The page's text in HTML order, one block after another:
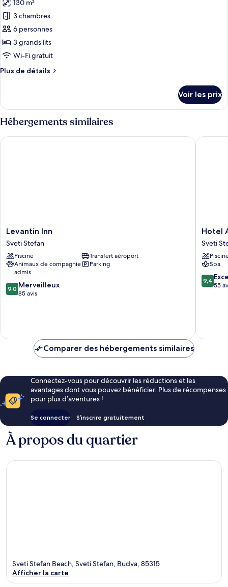
vue
montagne
photos
pour
ce
type
de
chambre :
Suite
130 m²
3 chambres
6 personnes
3 grands lits
Wi-Fi gratuit
Plus de détails
Plus
le
type
de
Suite
Voir les prix
Hébergements similaires
Levantin
Inn
Sveti
Stefan
Levantin Inn
Sveti Stefan
Piscine
Transfert aéroport
Animaux de compagnie
admis
Parking
9.0
sur
9,0 Merveilleux
85 avis
Levantin Inn
Hotel
Azimut
Sveti
Stefan
Hotel
Sveti
Spa
9.4
sur
9,4
55
Hotel
Comparer des hébergements similaires
Connectez-vous pour découvrir les réductions et les
avantages dont vous pouvez bénéficier. Plus de récompenses
pour plus d’aventures !
Se connecter S’inscrire gratuitement
À propos du quartier
Sveti Stefan Beach, Sveti Stefan, Budva, 85315
Afficher la carte